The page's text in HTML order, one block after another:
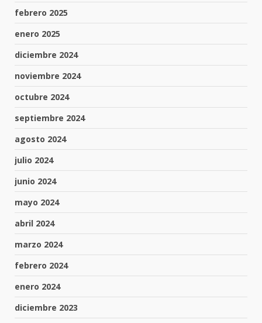
febrero 2025
enero 2025
diciembre 2024
noviembre 2024
octubre 2024
septiembre 2024
agosto 2024
julio 2024
junio 2024
mayo 2024
abril 2024
marzo 2024
febrero 2024
enero 2024
diciembre 2023